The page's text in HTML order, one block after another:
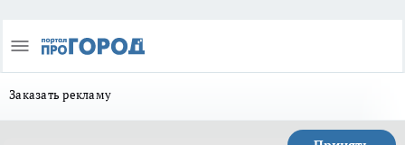
Заказать рекламу